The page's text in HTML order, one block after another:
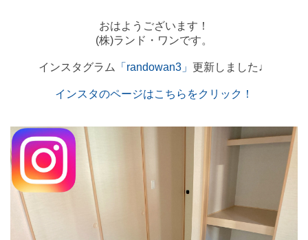
おはようございます！
(株)ランド・ワンです。
インスタグラム 「randowan3」 更新しました♩
インスタのページはこちらをクリック！